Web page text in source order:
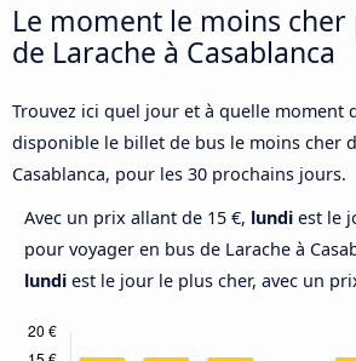
Le moment le moins
de Larache à Casablanca
Trouvez ici quel jour et à quelle moment
disponible le billet de bus le moins cher
Casablanca, pour les 30 prochains jours.
Avec un prix allant de 15 €, lundi est le
pour voyager en bus de Larache à
lundi est le jour le plus cher, avec un